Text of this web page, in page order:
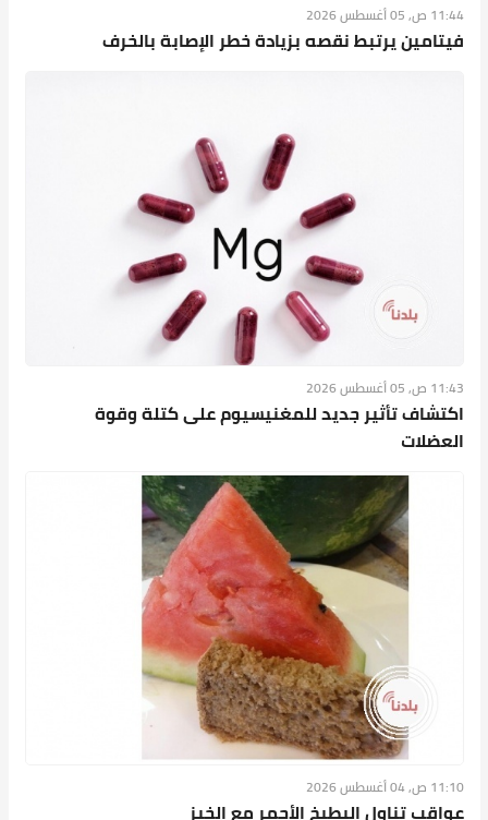
11:44 ص, 05 أغسطس 2026
فيتامين يرتبط نقصه بزيادة خطر الإصابة بالخرف
11:43 ص, 05 أغسطس 2026
اكتشاف تأثير جديد للمغنيسيوم على كتلة وقوة
العضلات
11:10 ص, 04 أغسطس 2026
عواقب تناول البطيخ الأحمر مع الخبز